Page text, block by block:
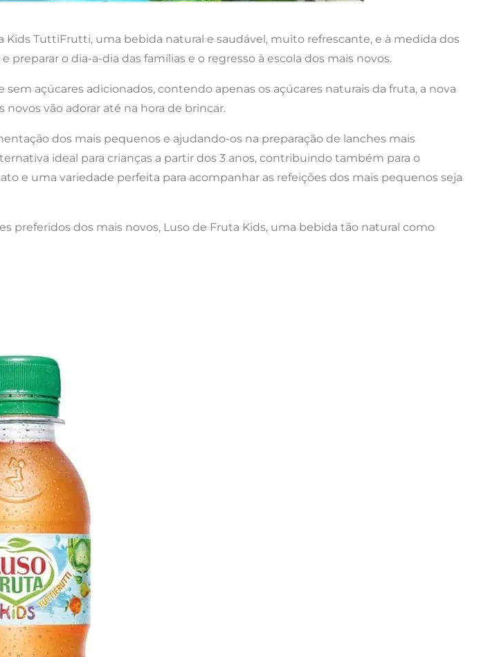
Kids TuttiFrutti, uma bebida natural e saudável, muito refrescante, e à medida dos
o dia-a-dia das famílias e o regresso à escola dos mais novos.
açúcares adicionados, contendo apenas os açúcares naturais da fruta, a nova
vão adorar até na hora de brincar.
dos mais pequenos e ajudando-os na preparação de lanches mais
ideal para crianças a partir dos 3 anos, contribuindo também para o
e uma variedade perfeita para acompanhar as refeições dos mais pequenos seja
preferidos dos mais novos, Luso de Fruta Kids, uma bebida tão natural como